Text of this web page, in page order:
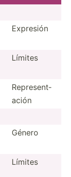
Expresión
Límites
Repres­ent­
ación
Género
Límites